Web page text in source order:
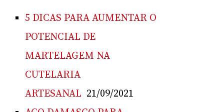
5 DICAS PARA AUMENTAR O
POTENCIAL DE
MARTELAGEM NA
CUTELARIA
ARTESANAL 21/09/2021